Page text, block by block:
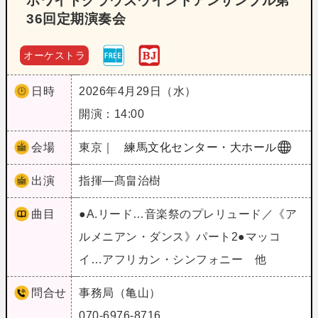
36回定期演奏会
オーケストラ
日時
2026年4月29日（水）
開演：14:00
会場 東京｜ 練馬文化センター・大ホール
出演 指揮―髙畠治樹
曲目
●A.リード…音楽祭のプレリュード／《ア
ルメニアン・ダンス》パート2●マッコ
イ…アフリカン・シンフォニー 他
問合せ
事務局（亀山）
070-6976-8716